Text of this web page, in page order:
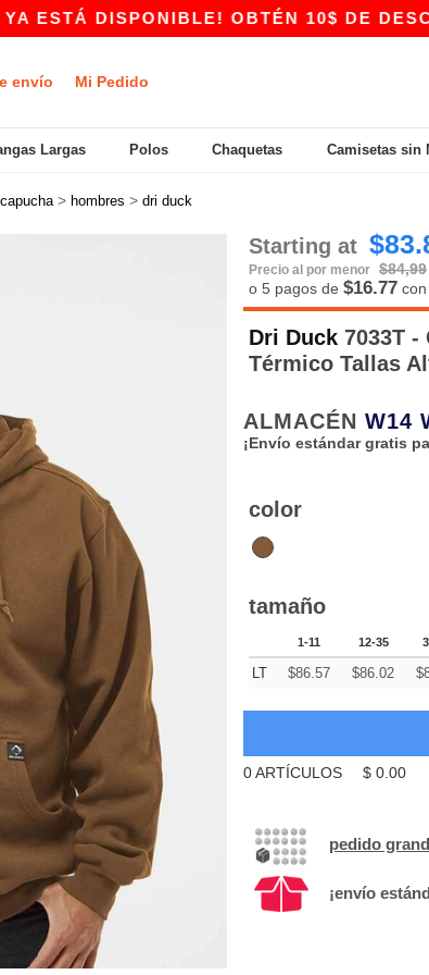
DISPONIBLE! OBTÉN 10$ DE
envío Mi Pedido
Largas Polos Chaquetas Camisetas sin
> hombres > dri duck
Starting at
Precio al por menor $84,99
o 5 pagos de $16.77 con
Dri Duck 7033T -
Térmico Tallas
ALMACÉN W14
¡Envío estándar gratis
color
tamaño
1-11 12-35
LT $86.57 $86.02 $
0ARTÍCULOS $ 0.00
pedido
¡envío